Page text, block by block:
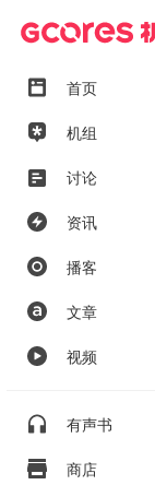
首页
机组
讨论
资讯
播客
文章
视频
有声书
商店